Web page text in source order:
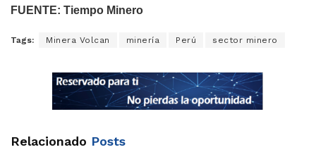
FUENTE: Tiempo Minero
Tags: Minera Volcan minería Perú sector minero
Relacionado Posts